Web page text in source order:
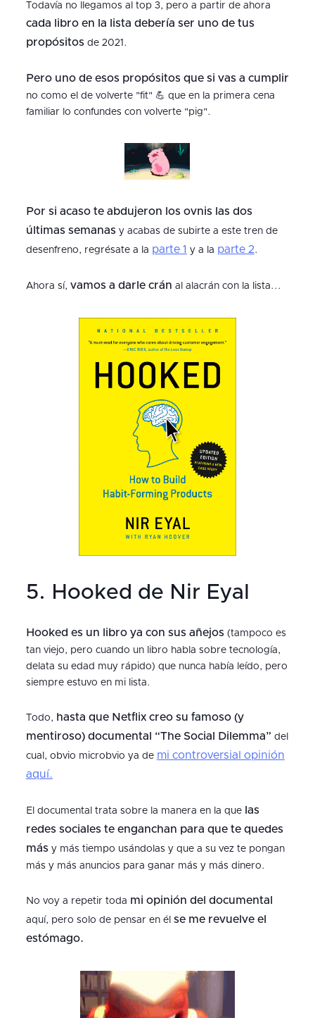
Todavía no llegamos al top 3, pero a partir de ahora
cada libro en la lista debería ser uno de tus
propósitos de 2021.
Pero uno de esos propósitos que si vas a cumplir
no como el de volverte "fit" 💪 que en la primera cena
familiar lo confundes con volverte "pig".
Por si acaso te abdujeron los ovnis las dos
últimas semanas y acabas de subirte a este tren de
desenfreno, regrésate a la parte 1 y a la parte 2.
Ahora sí, vamos a darle crán al alacrán con la lista...
5. Hooked de Nir Eyal
Hooked es un libro ya con sus añejos (tampoco es
tan viejo, pero cuando un libro habla sobre tecnología,
delata su edad muy rápido) que nunca había leído, pero
siempre estuvo en mi lista.
Todo, hasta que Netflix creo su famoso (y
mentiroso) documental “The Social Dilemma” del
cual, obvio microbvio ya de mi controversial opinión
aquí.
El documental trata sobre la manera en la que las
redes sociales te enganchan para que te quedes
más y más tiempo usándolas y que a su vez te pongan
más y más anuncios para ganar más y más dinero.
No voy a repetir toda mi opinión del documental
aquí, pero solo de pensar en él se me revuelve el
estómago.